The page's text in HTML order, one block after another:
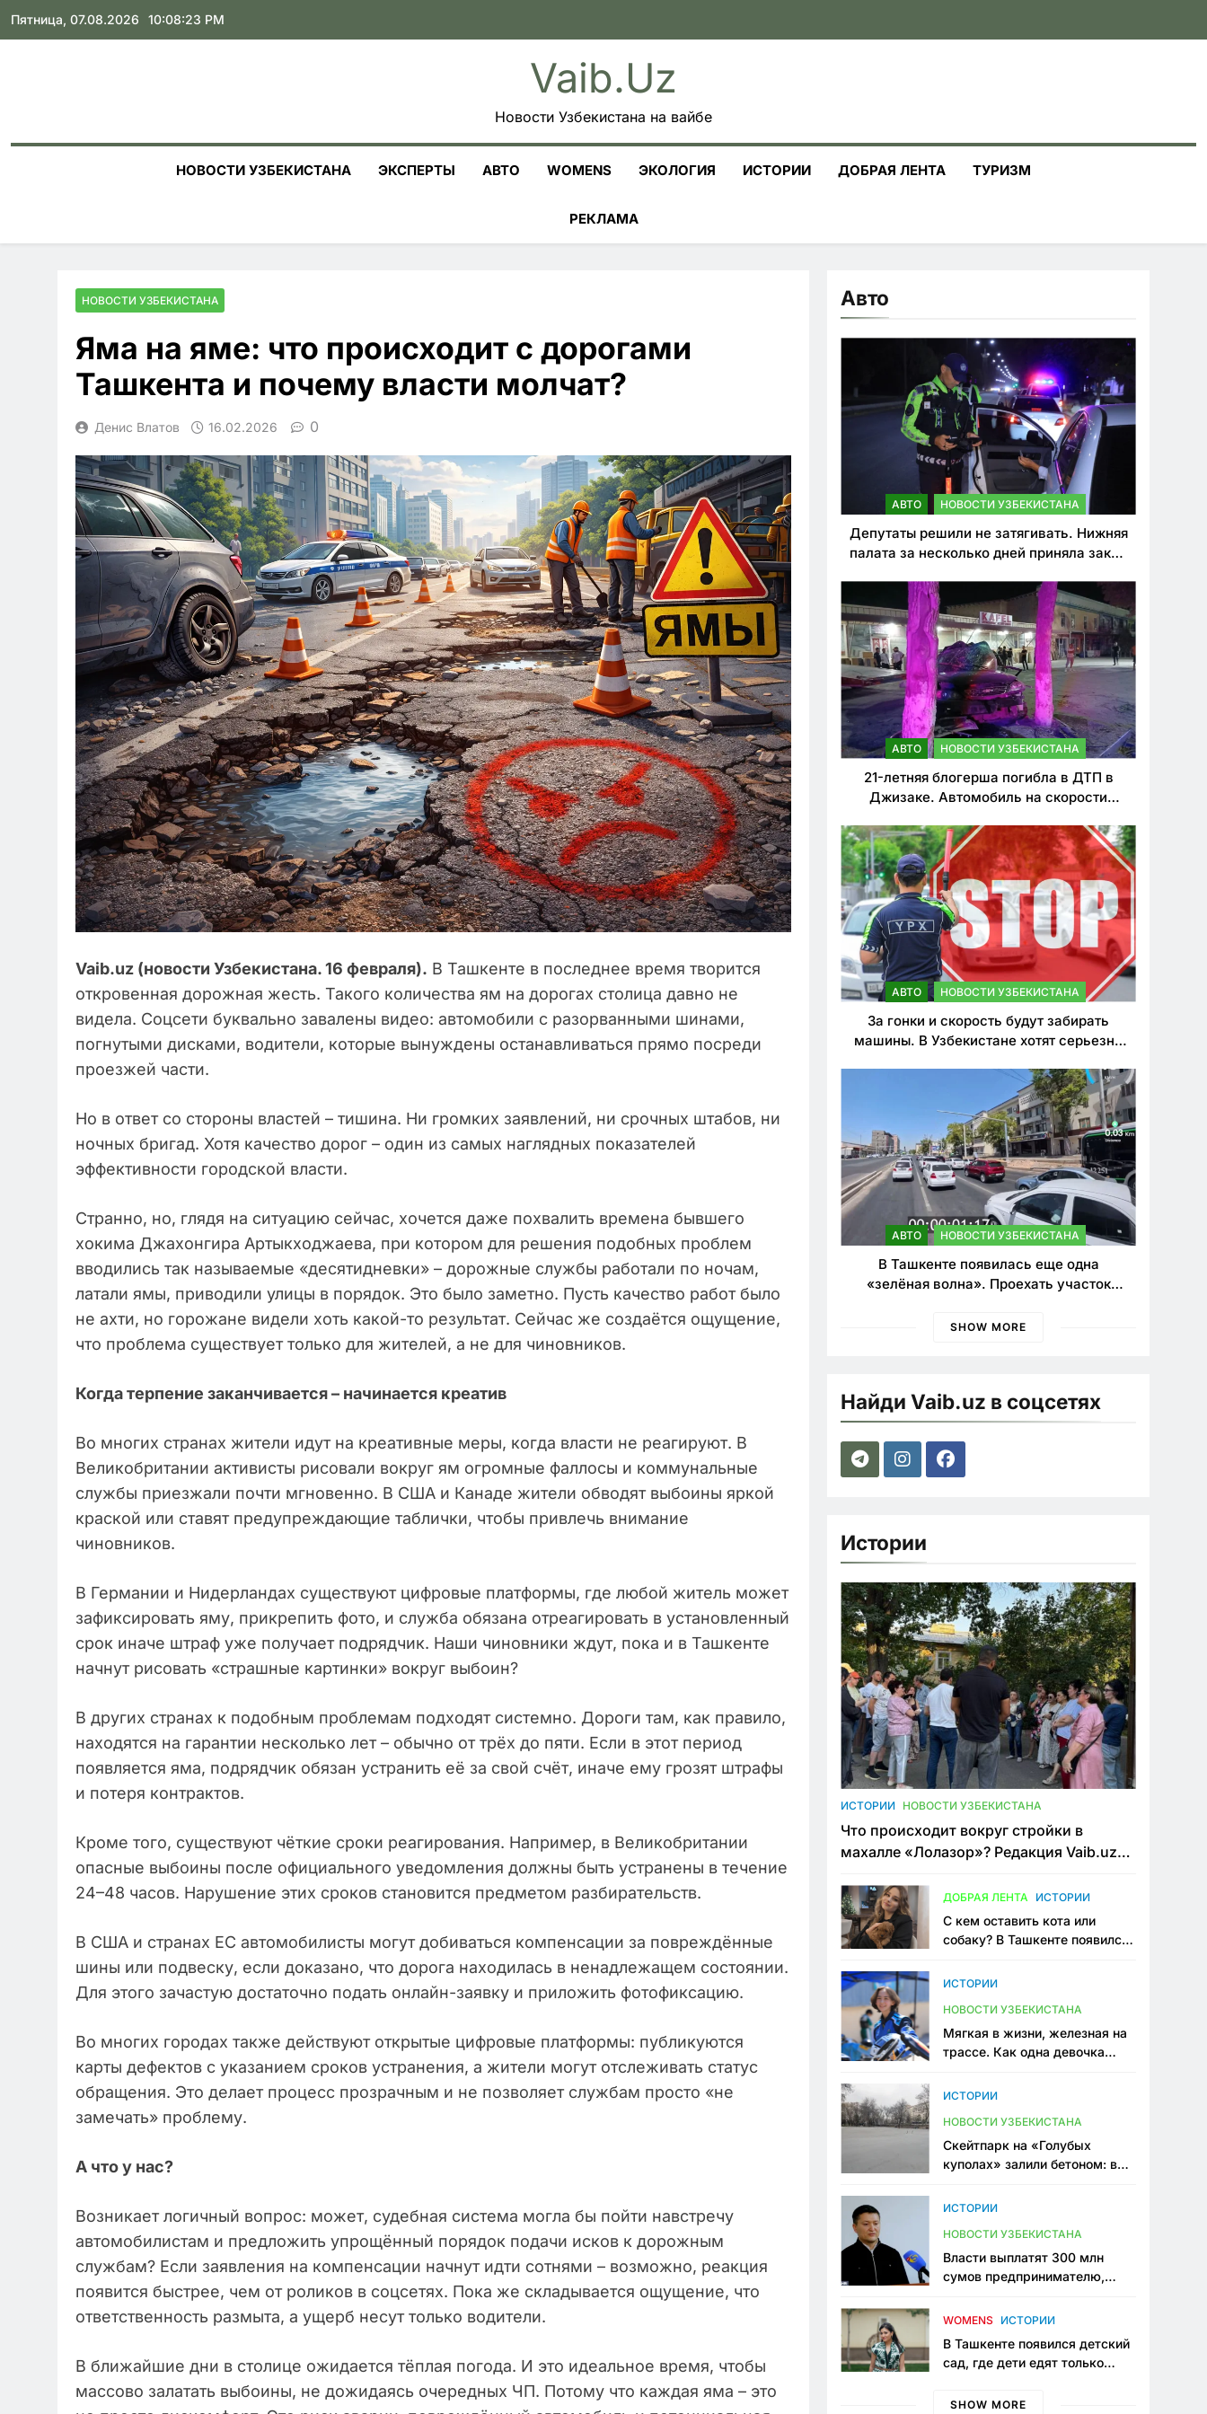
Skip
Пятница, 07.08.2026 10:08:25 PM
Vaib.uz
Новости Узбекистана на вайбе
НОВОСТИ УЗБЕКИСТАНА ЭКСПЕРТЫ АВТО WOMENS ЭКОЛОГИЯ ИСТОРИИ ДОБРАЯ ЛЕНТА ТУРИЗМ
РЕКЛАМА
НОВОСТИ УЗБЕКИСТАНА
Яма на яме: что происходит с дорогами
Ташкента и почему власти молчат?
Денис Влатов 16.02.2026 0
Vaib.uz (новости Узбекистана. 16 февраля). В Ташкенте в последнее время творится
откровенная дорожная жесть. Такого количества ям на дорогах столица давно не
видела. Соцсети буквально завалены видео: автомобили с разорванными шинами,
погнутыми дисками, водители, которые вынуждены останавливаться прямо посреди
проезжей части.
Но в ответ со стороны властей – тишина. Ни громких заявлений, ни срочных штабов, ни
ночных бригад. Хотя качество дорог – один из самых наглядных показателей
эффективности городской власти.
Странно, но, глядя на ситуацию сейчас, хочется даже похвалить времена бывшего
хокима Джахонгира Артыкходжаева, при котором для решения подобных проблем
вводились так называемые «десятидневки» – дорожные службы работали по ночам,
латали ямы, приводили улицы в порядок. Это было заметно. Пусть качество работ было
не ахти, но горожане видели хоть какой-то результат. Сейчас же создаётся ощущение,
что проблема существует только для жителей, а не для чиновников.
Когда терпение заканчивается – начинается креатив
Во многих странах жители идут на креативные меры, когда власти не реагируют. В
Великобритании активисты рисовали вокруг ям огромные фаллосы и коммунальные
службы приезжали почти мгновенно. В США и Канаде жители обводят выбоины яркой
краской или ставят предупреждающие таблички, чтобы привлечь внимание
чиновников.
В Германии и Нидерландах существуют цифровые платформы, где любой житель может
зафиксировать яму, прикрепить фото, и служба обязана отреагировать в установленный
срок иначе штраф уже получает подрядчик. Наши чиновники ждут, пока и в Ташкенте
начнут рисовать «страшные картинки» вокруг выбоин?
В других странах к подобным проблемам подходят системно. Дороги там, как правило,
находятся на гарантии несколько лет – обычно от трёх до пяти. Если в этот период
появляется яма, подрядчик обязан устранить её за свой счёт, иначе ему грозят штрафы
и потеря контрактов.
Кроме того, существуют чёткие сроки реагирования. Например, в Великобритании
опасные выбоины после официального уведомления должны быть устранены в течение
24–48 часов. Нарушение этих сроков становится предметом разбирательств.
В США и странах ЕС автомобилисты могут добиваться компенсации за повреждённые
шины или подвеску, если доказано, что дорога находилась в ненадлежащем состоянии.
Для этого зачастую достаточно подать онлайн-заявку и приложить фотофиксацию.
Во многих городах также действуют открытые цифровые платформы: публикуются
карты дефектов с указанием сроков устранения, а жители могут отслеживать статус
обращения. Это делает процесс прозрачным и не позволяет службам просто «не
замечать» проблему.
А что у нас?
Возникает логичный вопрос: может, судебная система могла бы пойти навстречу
автомобилистам и предложить упрощённый порядок подачи исков к дорожным
службам? Если заявления на компенсации начнут идти сотнями – возможно, реакция
появится быстрее, чем от роликов в соцсетях. Пока же складывается ощущение, что
ответственность размыта, а ущерб несут только водители.
В ближайшие дни в столице ожидается тёплая погода. И это идеальное время, чтобы
массово залатать выбоины, не дожидаясь очередных ЧП. Потому что каждая яма – это
Авто
АВТО НОВОСТИ УЗБЕКИСТАНА
Депутаты решили не затягивать. Нижняя
палата за несколько дней приняла закон
нарушителей ПДД
АВТО НОВОСТИ УЗБЕКИСТАНА
21-летняя блогерша погибла в ДТП в
Джизаке. Автомобиль на скорости
АВТО НОВОСТИ УЗБЕКИСТАНА
За гонки и скорость будут забирать
машины. В Узбекистане хотят серьезно
АВТО НОВОСТИ УЗБЕКИСТАНА
В Ташкенте появилась еще одна
«зелёная волна». Проехать участок
SHOW MORE
Найди Vaib.uz в соцсетях
Истории
ИСТОРИИ НОВОСТИ УЗБЕКИСТАНА
Что происходит вокруг стройки в
махалле «Лолазор»? Редакция Vaib.uz
конфликта
ДОБРАЯ ЛЕНТА ИСТОРИИ
С кем оставить кота или
собаку? В Ташкенте появился
ИСТОРИИ
НОВОСТИ УЗБЕКИСТАНА
Мягкая в жизни, железная на
трассе. Как одна девочка
Узбекистане
ИСТОРИИ
НОВОСТИ УЗБЕКИСТАНА
Скейтпарк на «Голубых
куполах» залили бетоном: в
одно общественное
ИСТОРИИ
НОВОСТИ УЗБЕКИСТАНА
Власти выплатят 300 млн
сумов предпринимателю,
тюрьме по незаконному
WOMENS ИСТОРИИ
В Ташкенте появился детский
сад, где дети едят только
мама, которая устала просить
SHOW MORE